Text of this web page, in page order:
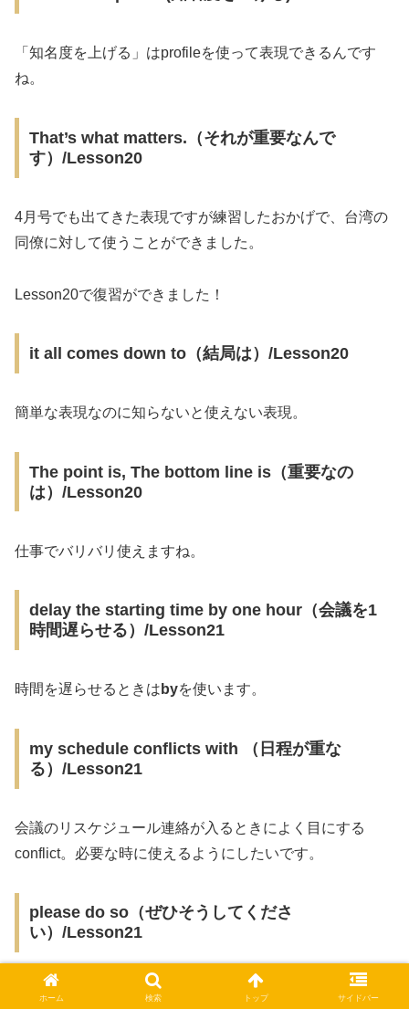
「知名度を上げる」はprofileを使って表現できるんです
ね。
That’s what matters.（それが重要なんで
す）/Lesson20
4月号でも出てきた表現ですが練習したおかげで、台湾の
同僚に対して使うことができました。
Lesson20で復習ができました！
it all comes down to（結局は）/Lesson20
簡単な表現なのに知らないと使えない表現。
The point is, The bottom line is（重要なの
は）/Lesson20
仕事でバリバリ使えますね。
delay the starting time by one hour（会議を1
時間遅らせる）/Lesson21
時間を遅らせるときは byを使います。
my schedule conflicts with （日程が重な
る）/Lesson21
会議のリスケジュール連絡が入るときによく目にする
conflict。必要な時に使えるようにしたいです。
please do so（ぜひそうしてくださ
い）/Lesson21
とてもシンプルな言い方。こんなふうに使えるんですね。
ホーム 検索 トップ サイドバー